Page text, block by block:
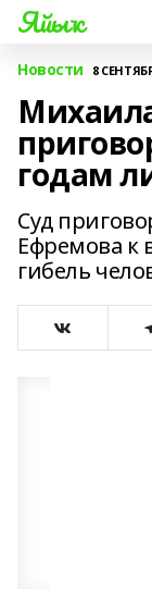
Яйыҡ
Новости 8
годам
Суд
Ефремова к
гибель